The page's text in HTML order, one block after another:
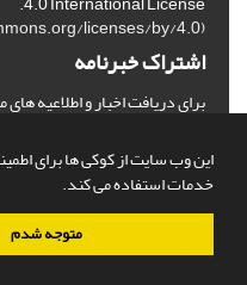
این وب سایت از کوکی ها برای
خدمات استفاده می کند.
متوجه شدم
(
licenses/by/4.0/
اشتراک خبرنامه
برای دریافت اخبار و اطلاعیه